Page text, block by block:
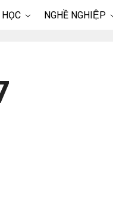
NGHỀ NGHIỆP